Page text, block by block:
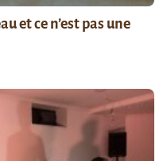
et ce n’est pas une